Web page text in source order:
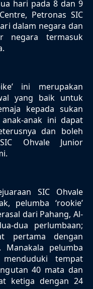
hari pada 8 dan 9
Petronas SIC
dalam negara dan
negara termasuk
ini merupakan
yang baik untuk
kepada sukan
anak ini dapat
dan boleh
Ohvale Junior
SIC Ohvale
pelumba ‘rookie’
dari Pahang, Al-
dua perlumbaan;
pertama dengan
pelumba
tempat
40 mata dan
ketiga dengan 24